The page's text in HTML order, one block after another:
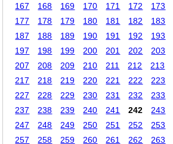
167
168 169 170 171 172 173
177
178 179 180 181 182 183
187
188 189 190 191 192 193
197
198 199 200 201 202 203
207
208 209 210 211 212 213
217
218 219 220 221 222 223
227
228 229 230 231 232 233
237
238 239 240 241 242 243
247
248 249 250 251 252 253
257
258 259 260 261 262 263